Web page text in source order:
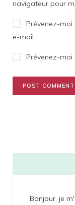
navigateur pour
Prévenez-
e-mail.
Prévenez-moi
Bonjour, je